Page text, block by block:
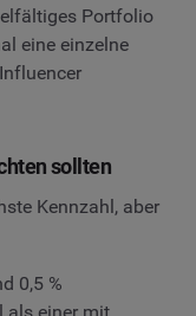
Portfolio
eine einzelne
sollten
Kennzahl, aber
0,5 %